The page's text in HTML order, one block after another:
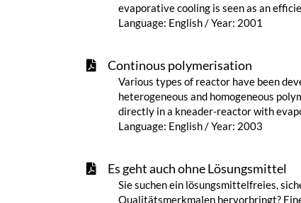
evaporative cooling is seen as an
Language: English / Year: 2001
Continous polymerisation
Various types of reactor have been
heterogeneous and homogeneous
directly in a kneader-reactor with
Language: English / Year: 2003
Es geht auch ohne Lösungsmittel
Sie suchen ein lösungsmittelfreies,
Qualitätsmerkmalen hervorbringt?